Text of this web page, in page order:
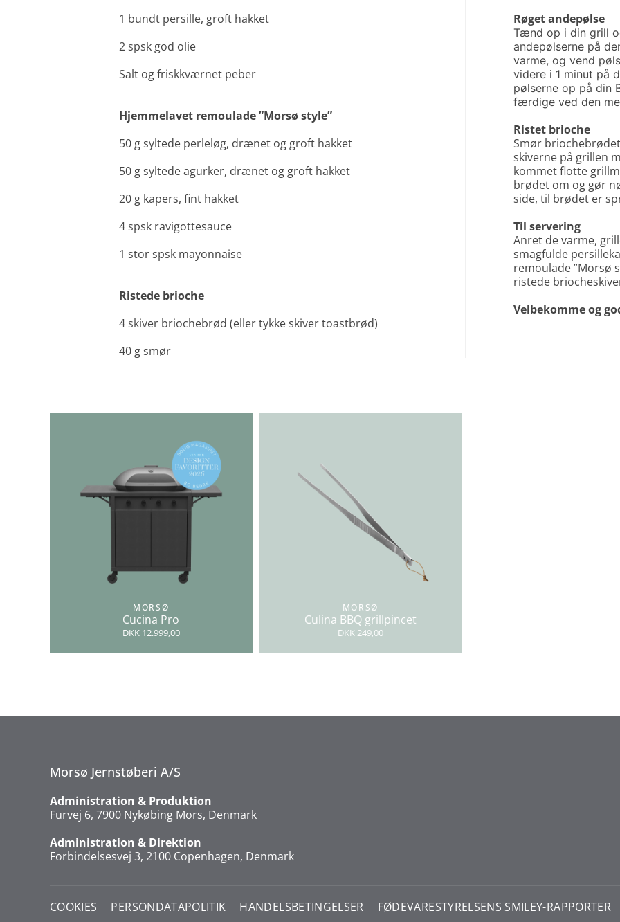
1 bundt persille, groft hakket
2 spsk god olie
Salt og friskkværnet peber
Hjemmelavet remoulade ”Morsø style”
50 g syltede perleløg, drænet og groft hakket
50 g syltede agurker, drænet og groft hakket
20 g kapers, fint hakket
4 spsk ravigottesauce
1 stor spsk mayonnaise
Ristede brioche
4 skiver briochebrød (eller tykke skiver toastbrød)
40 g smør
Røget andepølse
Tænd op i din grill
andepølserne på
varme, og vend
videre i 1 minut på
pølserne op på din
færdige ved den
Ristet brioche
Smør
skiverne på grillen
kommet flotte
brødet om og gør
side, til brødet er
Til servering
Anret de varme,
smagfulde
remoulade ”Morsø
ristede
Velbekomme og
MORSØ
Cucina Pro
DKK 12.999,00
MORSØ
Culina BBQ grillpincet
DKK 249,00
Morsø Jernstøberi A/S
Administration & Produktion
Furvej 6, 7900 Nykøbing Mors, Denmark
Administration & Direktion
Forbindelsesvej 3, 2100 Copenhagen, Denmark
COOKIES PERSONDATAPOLITIK HANDELSBETINGELSER FØDEVARESTYRELSENS SMILEY-RAPPORTER